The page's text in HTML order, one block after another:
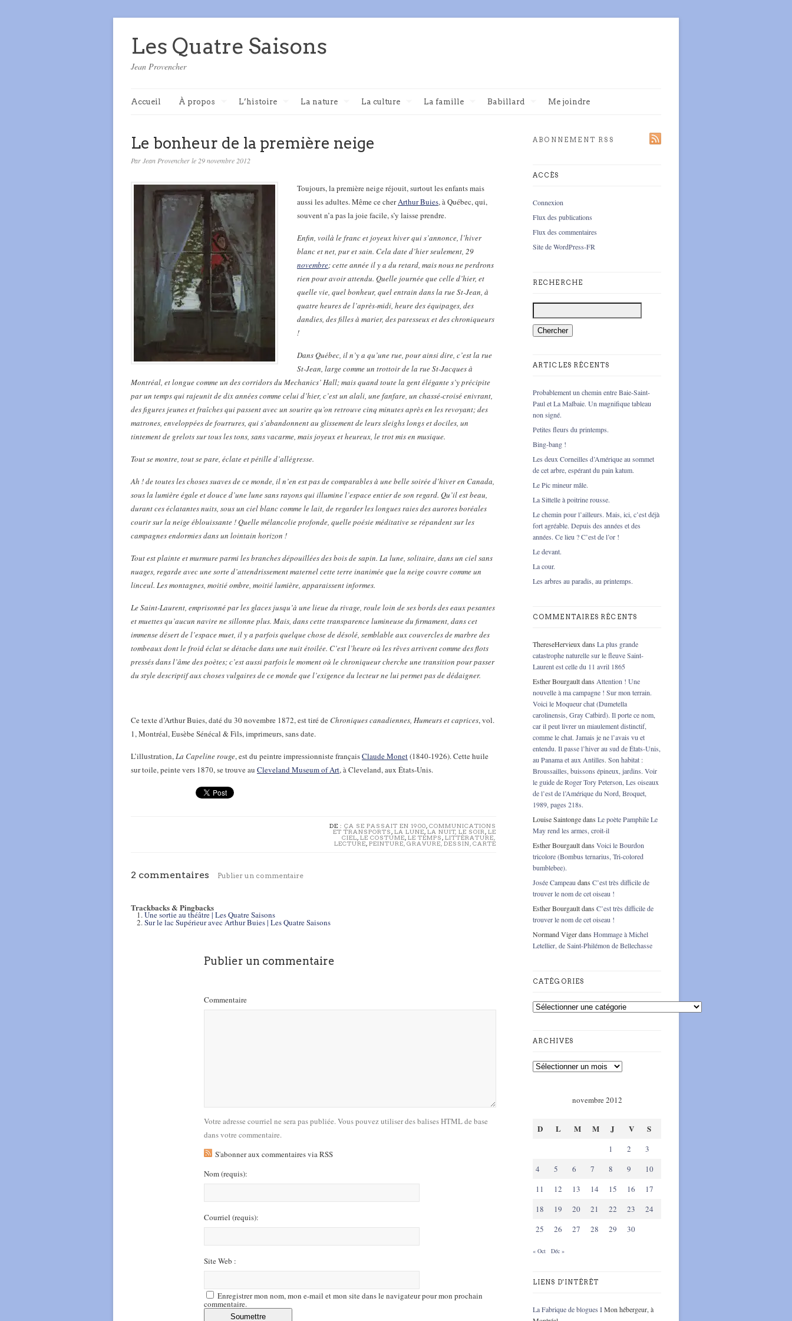
Les Quatre Saisons
Jean Provencher
Accueil À propos L’histoire La nature La culture La famille Babillard Me joindre
Le bonheur de la première neige
Par Jean Provencher le 29 novembre 2012
Toujours, la première neige réjouit, surtout les enfants mais
aussi les adultes. Même ce cherArthur Buies, à Québec, qui,
souvent n’a pas la joie facile, s’y laisse prendre.
Enfin, voilà le franc et joyeux hiver qui s’annonce, l’hiver
blanc et net, pur et sain. Cela date d’hier seulement, 29
novembre; cette année il y a du retard, mais nous ne perdrons
rien pour avoir attendu. Quelle journée que celle d’hier, et
quelle vie, quel bonheur, quel entrain dans la rue St-Jean, à
quatre heures de l’après-midi, heure des équipages, des
dandies, des filles à marier, des paresseux et des chroniqueurs
!
Dans Québec, il n’y a qu’une rue, pour ainsi dire, c’est la rue
St-Jean, large comme un trottoir de la rue St-Jacques à
Montréal, et longue comme un des corridors du Mechanics’ Hall; mais quand toute la gent élégante s’y précipite
par un temps qui rajeunit de dix années comme celui d’hier, c’est un alali, une fanfare, un chassé-croisé enivrant,
des figures jeunes et fraîches qui passent avec un sourire qu’on retrouve cinq minutes après en les revoyant; des
matrones, enveloppées de fourrures, qui s’abandonnent au glissement de leurs sleighs longs et dociles, un
tintement de grelots sur tous les tons, sans vacarme, mais joyeux et heureux, le trot mis en musique.
Tout se montre, tout se pare, éclate et pétille d’allégresse.
Ah ! de toutes les choses suaves de ce monde, il n’en est pas de comparables à une belle soirée d’hiver en Canada,
sous la lumière égale et douce d’une lune sans rayons qui illumine l’espace entier de son regard. Qu’il est beau,
durant ces éclatantes nuits, sous un ciel blanc comme le lait, de regarder les longues raies des aurores boréales
courir sur la neige éblouissante ! Quelle mélancolie profonde, quelle poésie méditative se répandent sur les
campagnes endormies dans un lointain horizon !
Tout est plainte et murmure parmi les branches dépouillées des bois de sapin. La lune, solitaire, dans un ciel sans
nuages, regarde avec une sorte d’attendrissement maternel cette terre inanimée que la neige couvre comme un
linceul. Les montagnes, moitié ombre, moitié lumière, apparaissent informes.
Le Saint-Laurent, emprisonné par les glaces jusqu’à une lieue du rivage, roule loin de ses bords des eaux pesantes
et muettes qu’aucun navire ne sillonne plus. Mais, dans cette transparence lumineuse du firmament, dans cet
immense désert de l’espace muet, il y a parfois quelque chose de désolé, semblable aux couvercles de marbre des
tombeaux dont le froid éclat se détache dans une nuit étoilée. C’est l’heure où les rêves arrivent comme des flots
pressés dans l’âme des poètes; c’est aussi parfois le moment où le chroniqueur cherche une transition pour passer
du style descriptif aux choses vulgaires de ce monde que l’exigence du lecteur ne lui permet pas de dédaigner.
Ce texte d’Arthur Buies, daté du 30 novembre 1872, est tiré de Chroniques canadiennes, Humeurs et caprices, vol.
1, Montréal, Eusèbe Sénécal & Fils, imprimeurs, sans date.
L’illustration,La Capeline rouge, est du peintre impressionniste françaisClaude Monet(1840-1926). Cette huile
sur toile, peinte vers 1870, se trouve au Cleveland Museum of Art, à Cleveland, aux États-Unis.
DE : ÇA SE PASSAIT EN 1900, COMMUNICATIONS
ET TRANSPORTS , LA LUNE,LA NUIT, LE SOIR , LE
CIEL, LE COSTUME, LE TEMPS , LITTÉRATURE,
LECTURE, PEINTURE, GRAVURE, DESSIN, CARTE
2 commentaires Publier un commentaire
Trackbacks & Pingbacks
Une sortie au théâtre | Les Quatre Saisons
Sur le lac Supérieur avec Arthur Buies | Les Quatre Saisons
Publier un commentaire
Commentaire
Votre adresse courriel ne sera pas publiée. Vous pouvez utiliser des balises HTML de base
dans votre commentaire.
S'abonner aux commentaires via RSS
Nom(requis):
Courriel (requis):
Site Web :
Enregistrer mon nom, mon e-mail et mon site dans le navigateur pour mon prochain
commentaire.
ABONNEMENT RSS
ACCÈS
Connexion
Flux des publications
Flux des commentaires
Site de WordPress-FR
RECHERCHE
ARTICLES RÉCENTS
Probablement un chemin entre Baie-Saint-
Paul et La Malbaie. Un magnifique tableau
non signé.
Petites fleurs du printemps.
Bing-bang !
Les deux Corneilles d’Amérique au sommet
de cet arbre, espérant du pain katum.
Le Pic mineur mâle.
La Sittelle à poitrine rousse.
Le chemin pour l’ailleurs. Mais, ici, c’est déjà
fort agréable. Depuis des années et des
années. Ce lieu ? C’est de l’or !
Le devant.
La cour.
Les arbres au paradis, au printemps.
COMMENTAIRES RÉCENTS
ThereseHervieux dans La plus grande
catastrophe naturelle sur le fleuve Saint-
Laurent est celle du 11 avril 1865
Esther Bourgaultdans Attention ! Une
nouvelle à ma campagne ! Sur mon terrain.
Voici le Moqueur chat (Dumetella
carolinensis, Gray Catbird). Il porte ce nom,
car il peut livrer un miaulement distinctif,
comme le chat. Jamais je ne l’avais vu et
entendu. Il passe l’hiver au sud de États-Unis,
au Panama et aux Antilles. Son habitat :
Broussailles, buissons épineux, jardins. Voir
le guide de Roger Tory Peterson, Les oiseaux
de l’est de l’Amérique du Nord, Broquet,
1989, pages 218s.
Louise Saintongedans Le poète Pamphile Le
May rend les armes, croit-il
Esther Bourgaultdans Voici le Bourdon
tricolore (Bombus ternarius, Tri-colored
bumblebee).
Josée Campeau dans C’est très difficile de
trouver le nom de cet oiseau !
Esther Bourgaultdans C’est très difficile de
trouver le nom de cet oiseau !
Normand Vigerdans Hommage à Michel
Letellier, de Saint-Philémon de Bellechasse
CATÉGORIES
ARCHIVES
novembre 2012
D L M M J V S
1 2
3
4
5 6 7 8 9
10
11
12 13 14 15 16
17
18
19 20 21 22 23
24
25
26 27 28 29 30
« Oct Déc »
LIENS D'INTÉRÊT
La Fabrique de blogues IMon hébergeur, à